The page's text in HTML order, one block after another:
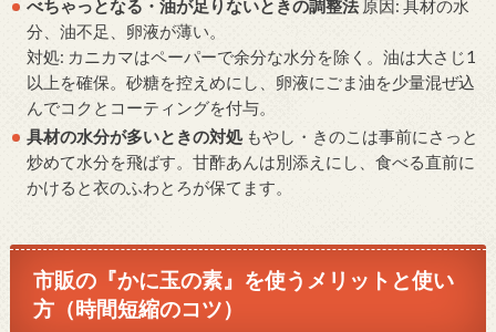
べちゃっとなる・油が足りないときの調整法原因: 具材の水
分、油不足、卵液が薄い。
対処: カニカマはペーパーで余分な水分を除く。油は大さじ1
以上を確保。砂糖を控えめにし、卵液にごま油を少量混ぜ込
んでコクとコーティングを付与。
具材の水分が多いときの対処もやし・きのこは事前にさっと
炒めて水分を飛ばす。甘酢あんは別添えにし、食べる直前に
かけると衣のふわとろが保てます。
市販の『かに玉の素』を使うメリットと使い
方（時間短縮のコツ）